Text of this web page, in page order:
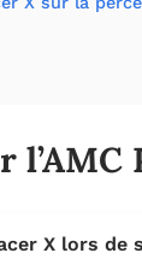
X lors de